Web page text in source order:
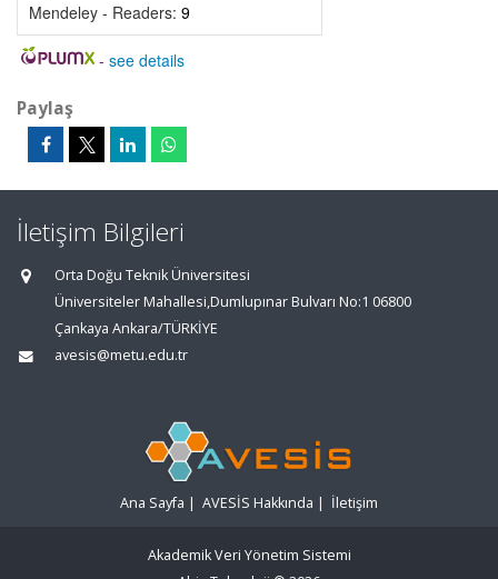
Mendeley - Readers: 9
- see details
Paylaş
İletişim Bilgileri
Orta Doğu Teknik Üniversitesi
Üniversiteler Mahallesi,Dumlupınar Bulvarı No:1 06800
Çankaya Ankara/TÜRKİYE
avesis@metu.edu.tr
Ana Sayfa | AVESİS Hakkında | İletişim
Akademik Veri Yönetim Sistemi